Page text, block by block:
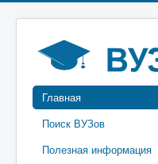
Главная
Поиск ВУЗов
Полезная информация